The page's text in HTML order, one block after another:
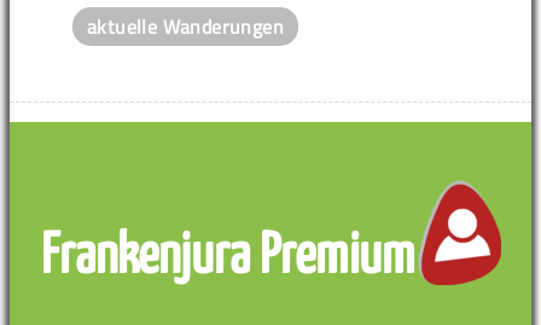
aktuelle Wanderungen
Frankenjura Premium